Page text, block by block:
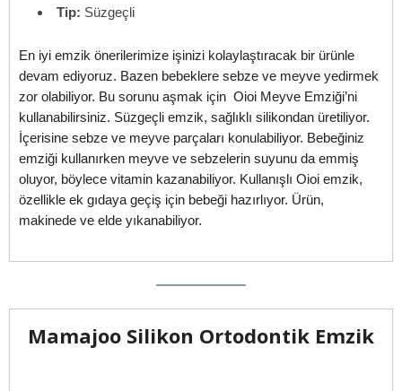
Tip: Süzgeçli
En iyi emzik önerilerimize işinizi kolaylaştıracak bir ürünle
devam ediyoruz. Bazen bebeklere sebze ve meyve yedirmek
zor olabiliyor. Bu sorunu aşmak için Oioi Meyve Emziği’ni
kullanabilirsiniz. Süzgeçli emzik, sağlıklı silikondan üretiliyor.
İçerisine sebze ve meyve parçaları konulabiliyor. Bebeğiniz
emziği kullanırken meyve ve sebzelerin suyunu da emmiş
oluyor, böylece vitamin kazanabiliyor. Kullanışlı Oioi emzik,
özellikle ek gıdaya geçiş için bebeği hazırlıyor. Ürün,
makinede ve elde yıkanabiliyor.
Mamajoo Silikon Ortodontik Emzik